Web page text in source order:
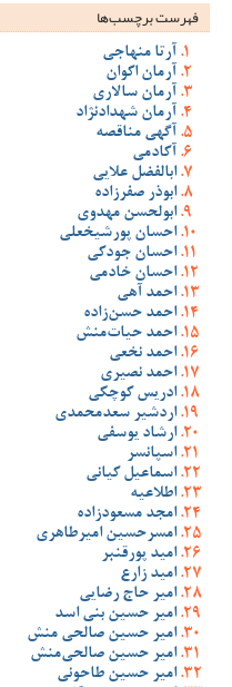
فهرست برچسب‌ها
آرتا منهاجی
آرمان اکوان
آرمان سالاری
آرمان شهدادنژاد
آگهی مناقصه
آکادمی
ابالفضل علایی
ابوذر صفرزاده
ابولحسن مهدوی
احسان پورشیخعلی
احسان جودکی
احسان خادمی
احمد آهی
احمد حسن‌زاده
احمد حیات‌منش
احمد نخعی
احمد نصیری
ادریس کوچکی
اردشیر سعدمحمدی
ارشاد یوسفی
اسپانسر
اسماعیل کیانی
اطلاعیه
امجد مسعودزاده
امسرحسین امیرطاهری
امید پورقنبر
امید زارع
امیر حاج رضایی
امیر حسین بنی اسد
امیر حسین صالحی منش
امیر حسین صالحی‌منش
امیر حسین طاحونی